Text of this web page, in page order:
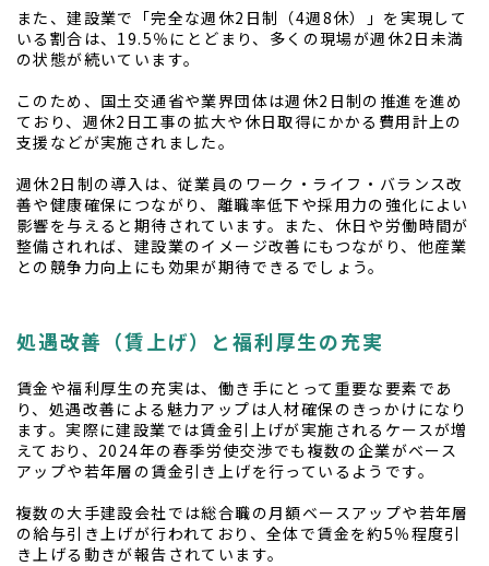
また、建設業で「完全な週休2日制（4週8休）」を実現して
いる割合は、19.5％にとどまり、多くの現場が週休2日未満
の状態が続いています。
このため、国土交通省や業界団体は週休2日制の推進を進め
ており、週休2日工事の拡大や休日取得にかかる費用計上の
支援などが実施されました。
週休2日制の導入は、従業員のワーク・ライフ・バランス改
善や健康確保につながり、離職率低下や採用力の強化によい
影響を与えると期待されています。また、休日や労働時間が
整備されれば、建設業のイメージ改善にもつながり、他産業
との競争力向上にも効果が期待できるでしょう。
処遇改善（賃上げ）と福利厚生の充実
賃金や福利厚生の充実は、働き手にとって重要な要素であ
り、処遇改善による魅力アップは人材確保のきっかけになり
ます。実際に建設業では賃金引上げが実施されるケースが増
えており、2024年の春季労使交渉でも複数の企業がベース
アップや若年層の賃金引き上げを行っているようです。
複数の大手建設会社では総合職の月額ベースアップや若年層
の給与引き上げが行われており、全体で賃金を約5％程度引
き上げる動きが報告されています。